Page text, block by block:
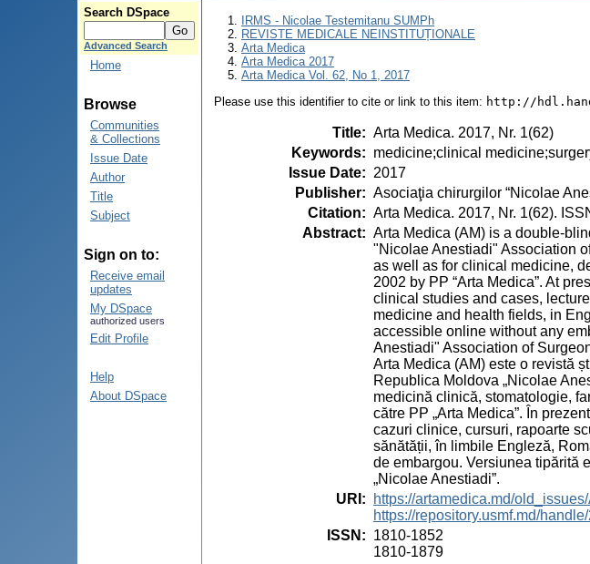
Search DSpace
Advanced Search
Home
Browse
Communities
& Collections
Issue Date
Author
Title
Subject
Sign on to:
Receive email
updates
My DSpace
authorized users
Edit Profile
Help
About DSpace
IRMS - Nicolae Testemitanu SUMPh
REVISTE MEDICALE NEINSTITUȚIONALE
Arta Medica
Arta Medica 2017
Arta Medica Vol. 62, No 1, 2017
Please use this identifier to cite or link to this item: http://
Title: Arta Medica. 2017, Nr. 1(62)
Keywords: medicine;clinical
Issue Date: 2017
Publisher: Asociaţia chirurgilor “Nicolae
Citation: Arta Medica. 2017, Nr. 1(62).
Abstract: Arta Medica (AM) is a double-
"Nicolae Anestiadi" Association
as well as for clinical medicine,
2002 by PP “Arta Medica”. At
clinical studies and cases,
medicine and health fields, in
accessible online without any
Anestiadi" Association of
Arta Medica (AM) este o revistă
Republica Moldova „Nicolae
medicină clinică, stomatologie,
către PP „Arta Medica”. În
cazuri clinice, cursuri, rapoarte
sănătății, în limbile Engleză,
de embargou. Versiunea tipărită
„Nicolae Anestiadi”.
URI :
https://artamedica.md/
https://repository.usmf.md/
ISSN : 1810-1852
1810-1879